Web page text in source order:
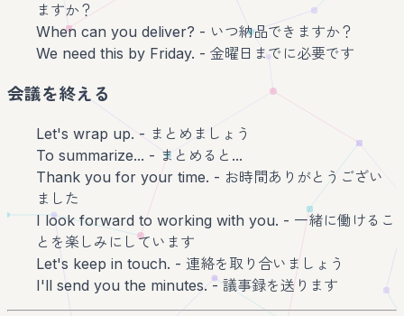
ますか？
When can you deliver? - いつ納品できますか？
We need this by Friday. - 金曜日までに必要です
会議を終える
Let's wrap up. - まとめましょう
To summarize... - まとめると...
Thank you for your time. - お時間ありがとうござい
ました
I look forward to working with you. - 一緒に働けるこ
とを楽しみにしています
Let's keep in touch. - 連絡を取り合いましょう
I'll send you the minutes. - 議事録を送ります